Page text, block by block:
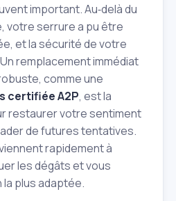
important. Au‑delà du
votre serrure a pu être
et la sécurité de votre
remplacement immédiat
comme une
certifiée A2P, est la
restaurer votre sentiment
de futures tentatives.
rapidement à
les dégâts et vous
plus adaptée.